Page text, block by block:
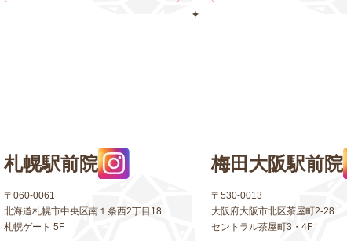
札幌駅前院
〒060-0061
北海道札幌市中央区南１条西2丁目18
札幌ゲート 5F
梅田大阪駅前院
〒530-0013
大阪府大阪市北区茶屋町2-28
セントラル茶屋町3・4F